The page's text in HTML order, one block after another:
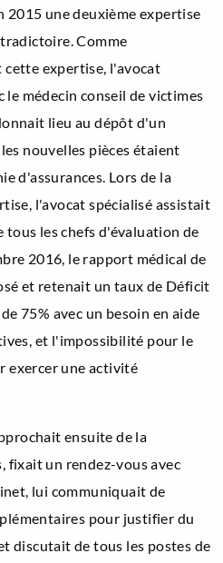
2015 une deuxième expertise
Comme
cette expertise, l'avocat
le médecin conseil de victimes
lieu au dépôt d'un
nouvelles pièces étaient
d'assurances. Lors de la
l'avocat spécialisé assistait
les chefs d'évaluation de
2016, le rapport médical de
et retenait un taux de Déficit
75% avec un besoin en aide
et l'impossibilité pour le
exercer une activité
ensuite de la
fixait un rendez-vous avec
lui communiquait de
pour justifier du
discutait de tous les postes de